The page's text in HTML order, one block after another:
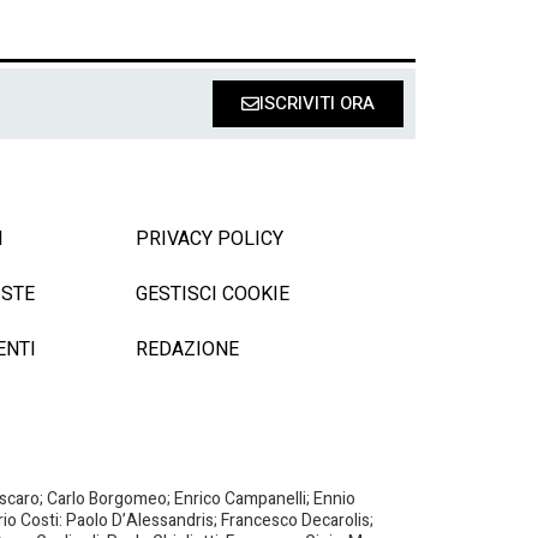
ISCRIVITI ORA
PRIVACY POLICY
GESTISCI COOKIE
REDAZIONE
Carlo Borgomeo; Enrico Campanelli; Ennio
Costi: Paolo D’Alessandris; Francesco Decarolis;